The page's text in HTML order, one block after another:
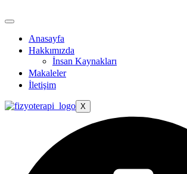
Anasayfa
Hakkımızda
İnsan Kaynakları
Makaleler
İletişim
X